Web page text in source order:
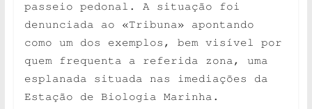
passeio pedonal. A situação foi
denunciada ao «Tribuna» apontando
como um dos exemplos, bem visível por
quem frequenta a referida zona, uma
esplanada situada nas imediações da
Estação de Biologia Marinha.